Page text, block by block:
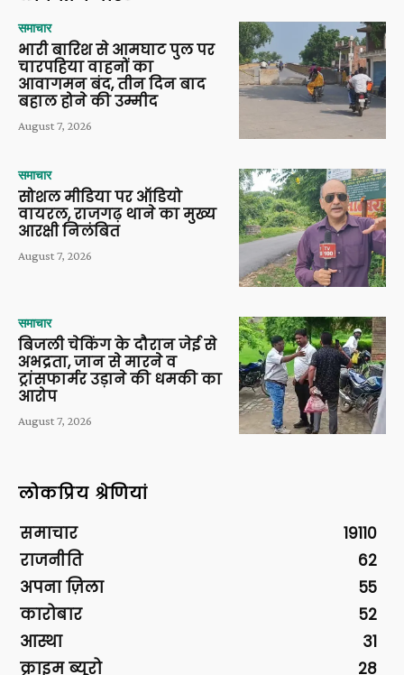
समाचार
भारी बारिश से आमघाट पुल पर
चारपहिया वाहनों का
आवागमन बंद, तीन दिन बाद
बहाल होने की उम्मीद
August 7, 2026
समाचार
सोशल मीडिया पर ऑडियो
वायरल, राजगढ़ थाने का मुख्य
आरक्षी निलंबित
August 7, 2026
समाचार
बिजली चेकिंग के दौरान जेई से
अभद्रता, जान से मारने व
ट्रांसफार्मर उड़ाने की धमकी का
आरोप
August 7, 2026
लोकप्रिय श्रेणियां
समाचार
19110
राजनीति
62
अपना ज़िला
55
कारोबार
52
आस्था
31
क्राइम ब्यूरो
28